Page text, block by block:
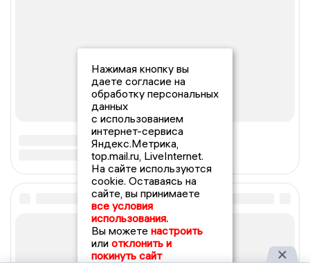
Нажимая кнопку вы
даете согласие на
обработку персональных
данных
с использованием
интернет-сервиса
Яндекс.Метрика,
top.mail.ru, LiveInternet.
На сайте используются
cookie. Оставаясь на
сайте, вы принимаете
все условия
использования.
Вы можете настроить
или отклонить и
покинуть сайт